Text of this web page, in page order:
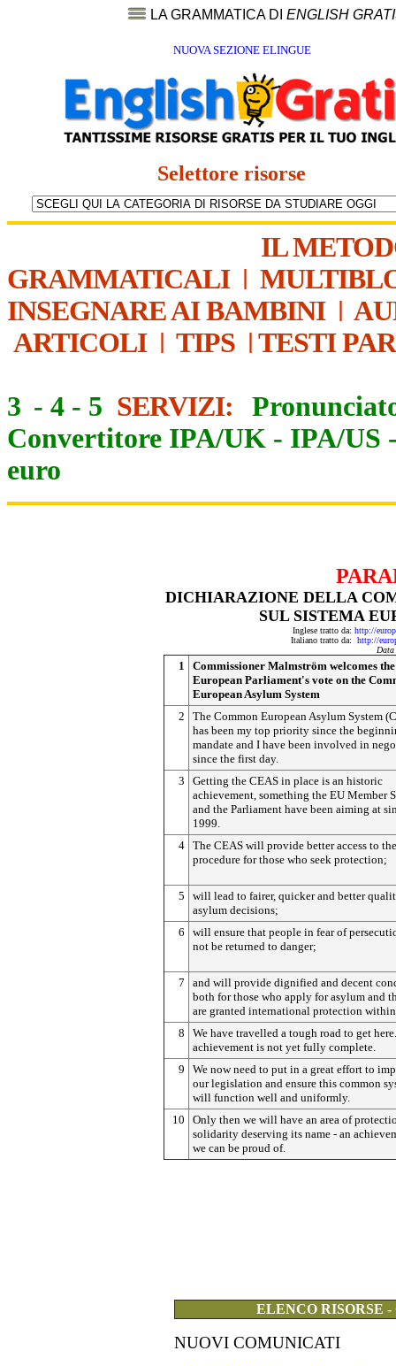
LA GRAMMATICA DI ENGLISH
NUOVA SEZIONE ELINGUE
Selettore risorse
IL
GRAMMATICALI|
INSEGNARE AI BAMBINI|
ARTICOLI| TIPS | TESTI
3 - 4 - 5 SERVIZI:
Convertitore IPA/UK - IPA/US
euro
DICHIARAZIONE DELLA
SUL SISTEMA
Inglese tratto da: http://
Italiano tratto da: http://
Data
1
Commissioner Malmström welcomes the
European Parliament's vote on the
European Asylum System
2
The Common European Asylum System
has been my top priority since the
mandate and I have been involved in
since the first day.
3
Getting the CEAS in place is an historic
achievement, something the EU Member
and the Parliament have been aiming at
1999.
4 The CEAS will provide better access to
procedure for those who seek protection;
5
will lead to fairer, quicker and better
asylum decisions;
6
will ensure that people in fear of
not be returned to danger;
7
and will provide dignified and decent
both for those who apply for asylum and
are granted international protection
8
We have travelled a tough road to get
achievement is not yet fully complete.
9
We now need to put in a great effort to
our legislation and ensure this common
will function well and uniformly.
10
Only then we will have an area of
solidarity deserving its name - an
we can be proud of.
ELENCO RISORSE
NUOVI COMUNICATI